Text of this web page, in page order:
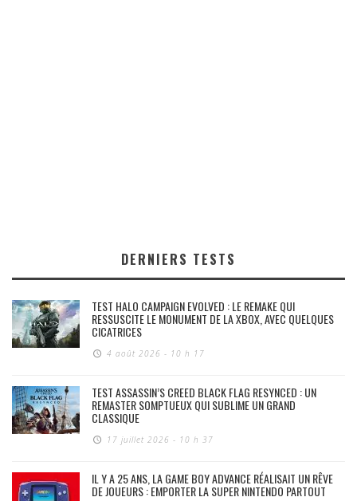
DERNIERS TESTS
TEST HALO CAMPAIGN EVOLVED : LE REMAKE QUI
RESSUSCITE LE MONUMENT DE LA XBOX, AVEC QUELQUES
CICATRICES
4 août 2026 - 10 h 17
TEST ASSASSIN’S CREED BLACK FLAG RESYNCED : UN
REMASTER SOMPTUEUX QUI SUBLIME UN GRAND
CLASSIQUE
17 juillet 2026 - 10 h 37
IL Y A 25 ANS, LA GAME BOY ADVANCE RÉALISAIT UN RÊVE
DE JOUEURS : EMPORTER LA SUPER NINTENDO PARTOUT